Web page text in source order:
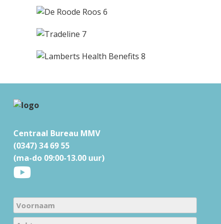
Centraal Bureau MMV
(0347) 34 69 55
(ma-do 09:00-13.00 uur)
N
a
V